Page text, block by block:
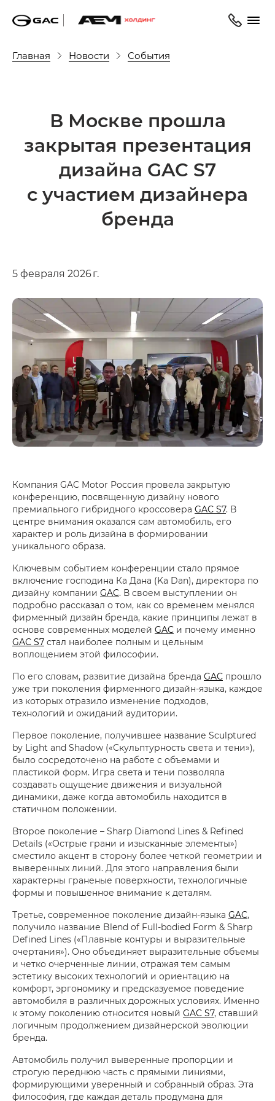
Главная Новости События
В Москве прошла
закрытая презентация
дизайна GAC S7
с участием дизайнера
бренда
5 февраля 2026 г.
Компания GAC Motor Россия провела закрытую
конференцию, посвященную дизайну нового
премиального гибридного кроссовера GAC S7. В
центре внимания оказался сам автомобиль, его
характер и роль дизайна в формировании
уникального образа.
Ключевым событием конференции стало прямое
включение господина Ка Дана (Ka Dan), директора по
дизайну компании GAC. В своем выступлении он
подробно рассказал о том, как со временем менялся
фирменный дизайн бренда, какие принципы лежат в
основе современных моделей GAC и почему именно
GAC S7 стал наиболее полным и цельным
воплощением этой философии.
По его словам, развитие дизайна бренда GAC прошло
уже три поколения фирменного дизайн-языка, каждое
из которых отразило изменение подходов,
технологий и ожиданий аудитории.
Первое поколение, получившее название Sculptured
by Light and Shadow («Скульптурность света и тени»),
было сосредоточено на работе с объемами и
пластикой форм. Игра света и тени позволяла
создавать ощущение движения и визуальной
динамики, даже когда автомобиль находится в
статичном положении.
Второе поколение – Sharp Diamond Lines & Refined
Details («Острые грани и изысканные элементы»)
сместило акцент в сторону более четкой геометрии и
выверенных линий. Для этого направления были
характерны граненые поверхности, технологичные
формы и повышенное внимание к деталям.
Третье, современное поколение дизайн-языка GAC,
получило название Blend of Full-bodied Form & Sharp
Defined Lines («Плавные контуры и выразительные
очертания»). Оно объединяет выразительные объемы
и четко очерченные линии, отражая тем самым
эстетику высоких технологий и ориентацию на
комфорт, эргономику и предсказуемое поведение
автомобиля в различных дорожных условиях. Именно
к этому поколению относится новый GAC S7, ставший
логичным продолжением дизайнерской эволюции
бренда.
Автомобиль получил выверенные пропорции и
строгую переднюю часть с прямыми линиями,
формирующими уверенный и собранный образ. Эта
философия, где каждая деталь продумана для